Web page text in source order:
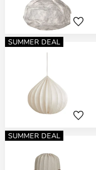
SUMMER DEAL
SUMMER DEAL